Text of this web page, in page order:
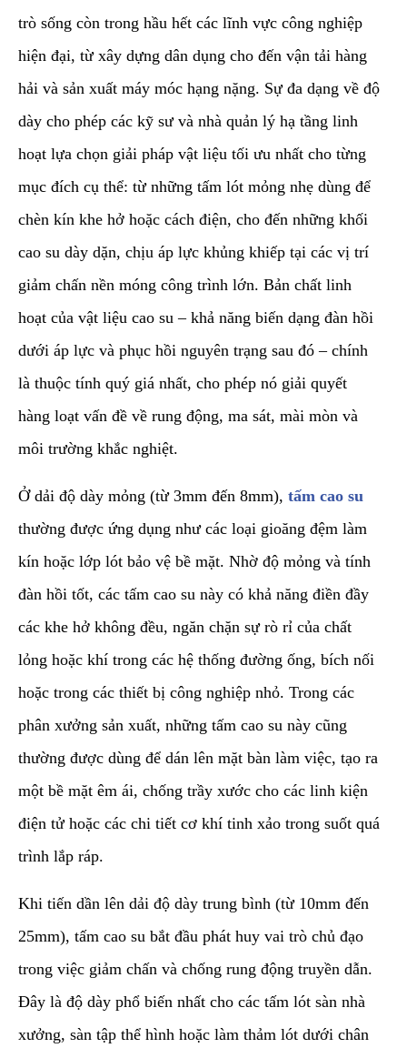
trò sống còn trong hầu hết các lĩnh vực công nghiệp
hiện đại, từ xây dựng dân dụng cho đến vận tải hàng
hải và sản xuất máy móc hạng nặng. Sự đa dạng về độ
dày cho phép các kỹ sư và nhà quản lý hạ tầng linh
hoạt lựa chọn giải pháp vật liệu tối ưu nhất cho từng
mục đích cụ thể: từ những tấm lót mỏng nhẹ dùng để
chèn kín khe hở hoặc cách điện, cho đến những khối
cao su dày dặn, chịu áp lực khủng khiếp tại các vị trí
giảm chấn nền móng công trình lớn. Bản chất linh
hoạt của vật liệu cao su – khả năng biến dạng đàn hồi
dưới áp lực và phục hồi nguyên trạng sau đó – chính
là thuộc tính quý giá nhất, cho phép nó giải quyết
hàng loạt vấn đề về rung động, ma sát, mài mòn và
môi trường khắc nghiệt.
​Ở dải độ dày mỏng (từ 3mm đến 8mm), tấm cao su
thường được ứng dụng như các loại gioăng đệm làm
kín hoặc lớp lót bảo vệ bề mặt. Nhờ độ mỏng và tính
đàn hồi tốt, các tấm cao su này có khả năng điền đầy
các khe hở không đều, ngăn chặn sự rò rỉ của chất
lỏng hoặc khí trong các hệ thống đường ống, bích nối
hoặc trong các thiết bị công nghiệp nhỏ. Trong các
phân xưởng sản xuất, những tấm cao su này cũng
thường được dùng để dán lên mặt bàn làm việc, tạo ra
một bề mặt êm ái, chống trầy xước cho các linh kiện
điện tử hoặc các chi tiết cơ khí tinh xảo trong suốt quá
trình lắp ráp.
​Khi tiến dần lên dải độ dày trung bình (từ 10mm đến
25mm), tấm cao su bắt đầu phát huy vai trò chủ đạo
trong việc giảm chấn và chống rung động truyền dẫn.
Đây là độ dày phổ biến nhất cho các tấm lót sàn nhà
xưởng, sàn tập thể hình hoặc làm thảm lót dưới chân